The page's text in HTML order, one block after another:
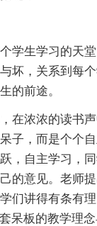
学生学习的天
坏，关系到每
的前途。
在浓浓的读书声
子，而是个个
，自主学习，
的意见。老师
们讲得有条有
呆板的教学理念